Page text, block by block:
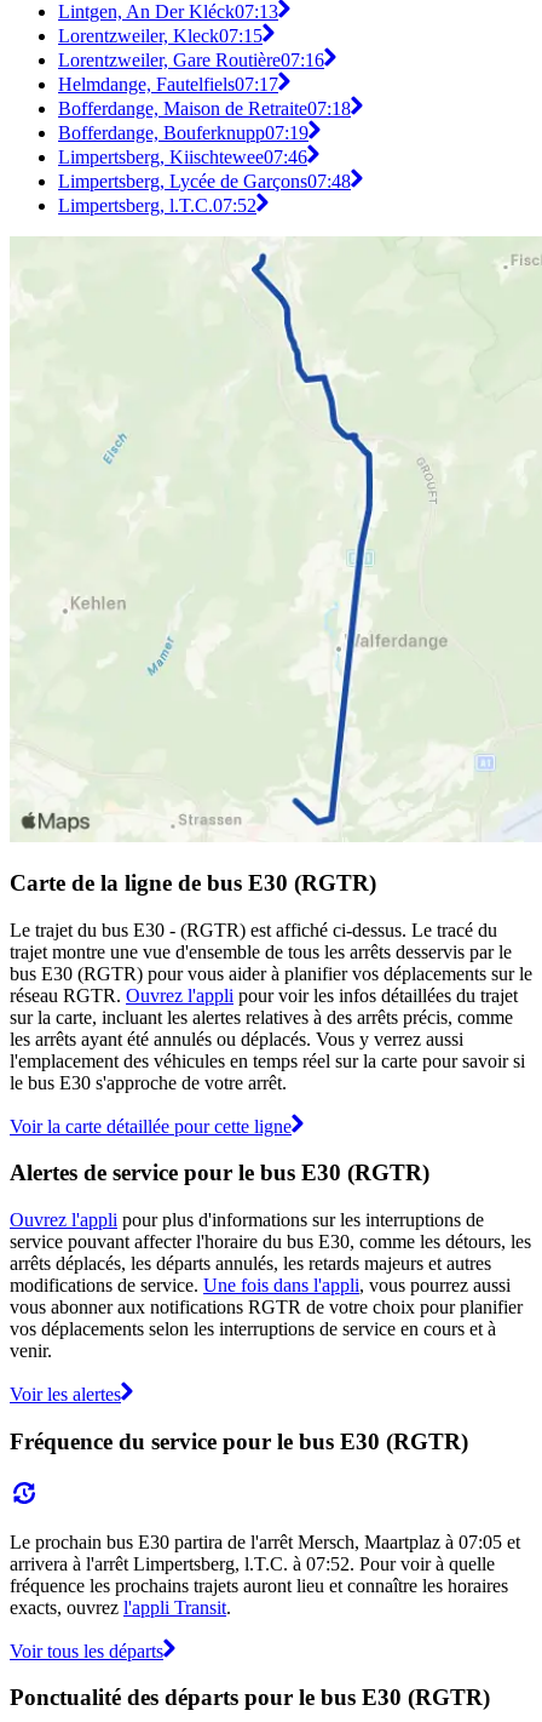
Lintgen, An Der Kléck07:13
Lorentzweiler, Kleck07:15
Lorentzweiler, Gare Routière07:16
Helmdange, Fautelfiels07:17
Bofferdange, Maison de Retraite07:18
Bofferdange, Bouferknupp07:19
Limpertsberg, Kiischtewee07:46
Limpertsberg, Lycée de Garçons07:48
Limpertsberg, l.T.C.07:52
Carte de la ligne de bus E30 (RGTR)
Le trajet du bus E30 - (RGTR) est affiché ci-dessus. Le tracé du
trajet montre une vue d'ensemble de tous les arrêts desservis par le
bus E30 (RGTR) pour vous aider à planifier vos déplacements sur le
réseau RGTR. Ouvrez l'appli pour voir les infos détaillées du trajet
sur la carte, incluant les alertes relatives à des arrêts précis, comme
les arrêts ayant été annulés ou déplacés. Vous y verrez aussi
l'emplacement des véhicules en temps réel sur la carte pour savoir si
le bus E30 s'approche de votre arrêt.
Voir la carte détaillée pour cette ligne
Alertes de service pour le bus E30 (RGTR)
Ouvrez l'appli pour plus d'informations sur les interruptions de
service pouvant affecter l'horaire du bus E30, comme les détours, les
arrêts déplacés, les départs annulés, les retards majeurs et autres
modifications de service. Une fois dans l'appli, vous pourrez aussi
vous abonner aux notifications RGTR de votre choix pour planifier
vos déplacements selon les interruptions de service en cours et à
venir.
Voir les alertes
Fréquence du service pour le bus E30 (RGTR)
Le prochain bus E30 partira de l'arrêt Mersch, Maartplaz à 07:05 et
arrivera à l'arrêt Limpertsberg, l.T.C. à 07:52. Pour voir à quelle
fréquence les prochains trajets auront lieu et connaître les horaires
exacts, ouvrez l'appli Transit.
Voir tous les départs
Ponctualité des départs pour le bus E30 (RGTR)